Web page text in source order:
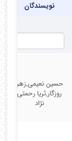
نویسندگان
حسین نعیمی,زهرا
روزگار,ثریا رحمتی
نژاد